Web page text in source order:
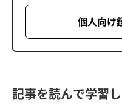
個人向け
記事を読んで学習し